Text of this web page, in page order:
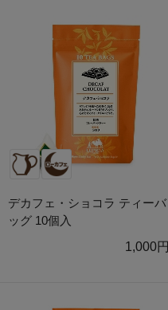
デカフェ・ショコラ ティーバ
ッグ 10個入
1,000円